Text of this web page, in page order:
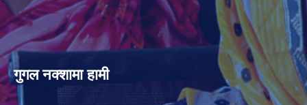
गुगल नक्शामा हामी